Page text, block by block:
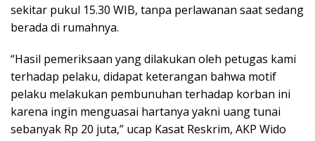
sekitar pukul 15.30 WIB, tanpa perlawanan saat sedang
berada di rumahnya.
“Hasil pemeriksaan yang dilakukan oleh petugas kami
terhadap pelaku, didapat keterangan bahwa motif
pelaku melakukan pembunuhan terhadap korban ini
karena ingin menguasai hartanya yakni uang tunai
sebanyak Rp 20 juta,” ucap Kasat Reskrim, AKP Wido